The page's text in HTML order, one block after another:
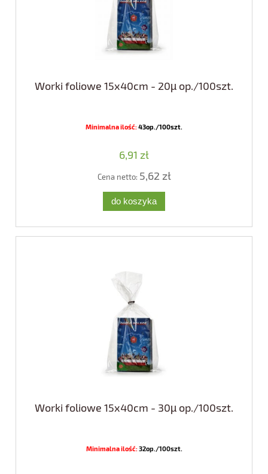
Worki foliowe 15x40cm - 20µ op./100szt.
Minimalna ilość:43op./100szt.
6,91 zł
Cena netto: 5,62 zł
do koszyka
Worki foliowe 15x40cm - 30µ op./100szt.
Minimalna ilość:32op./100szt.